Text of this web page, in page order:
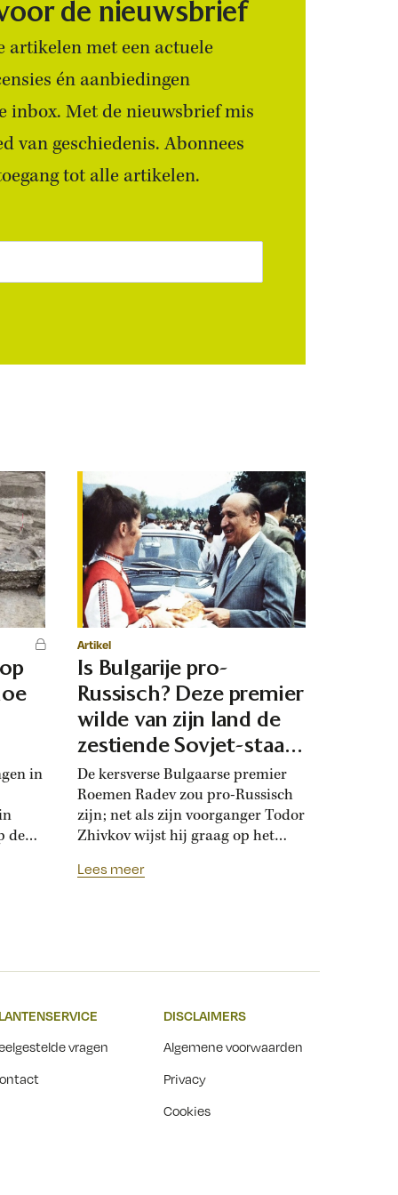
de nieuwsbrief
artikelen met een actuele
én aanbiedingen
inbox. Met de nieuwsbrief mis
van geschiedenis. Abonnees
tot alle artikelen.
in
de
Artikel
Is Bulgarije pro-
Russisch? Deze premier
wilde van zijn land de
zestiende Sovjet-staat
maken
De kersverse Bulgaarse premier
Roemen Radev zou pro-Russisch
zijn; net als zijn voorganger Todor
Zhivkov wijst hij graag op het
1878. Die vroegere premier was zo
Lees meer
vragen
DISCLAIMERS
Algemene voorwaarden
Privacy
Cookies